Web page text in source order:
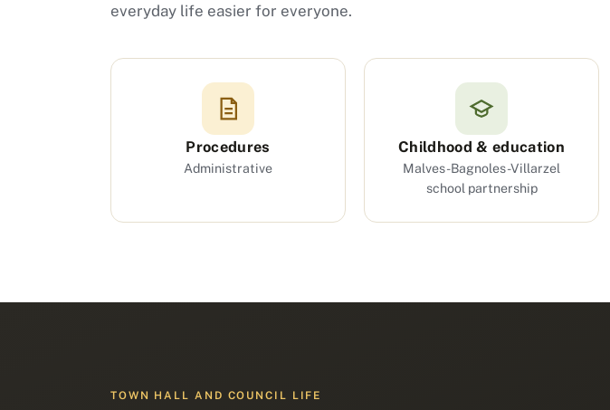
everyday life easier for everyone.
Procedures
Administrative
Childhood & education
Malves-Bagnoles-Villarzel
school partnership
TOWN HALL AND COUNCIL LIFE